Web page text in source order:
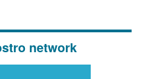
network